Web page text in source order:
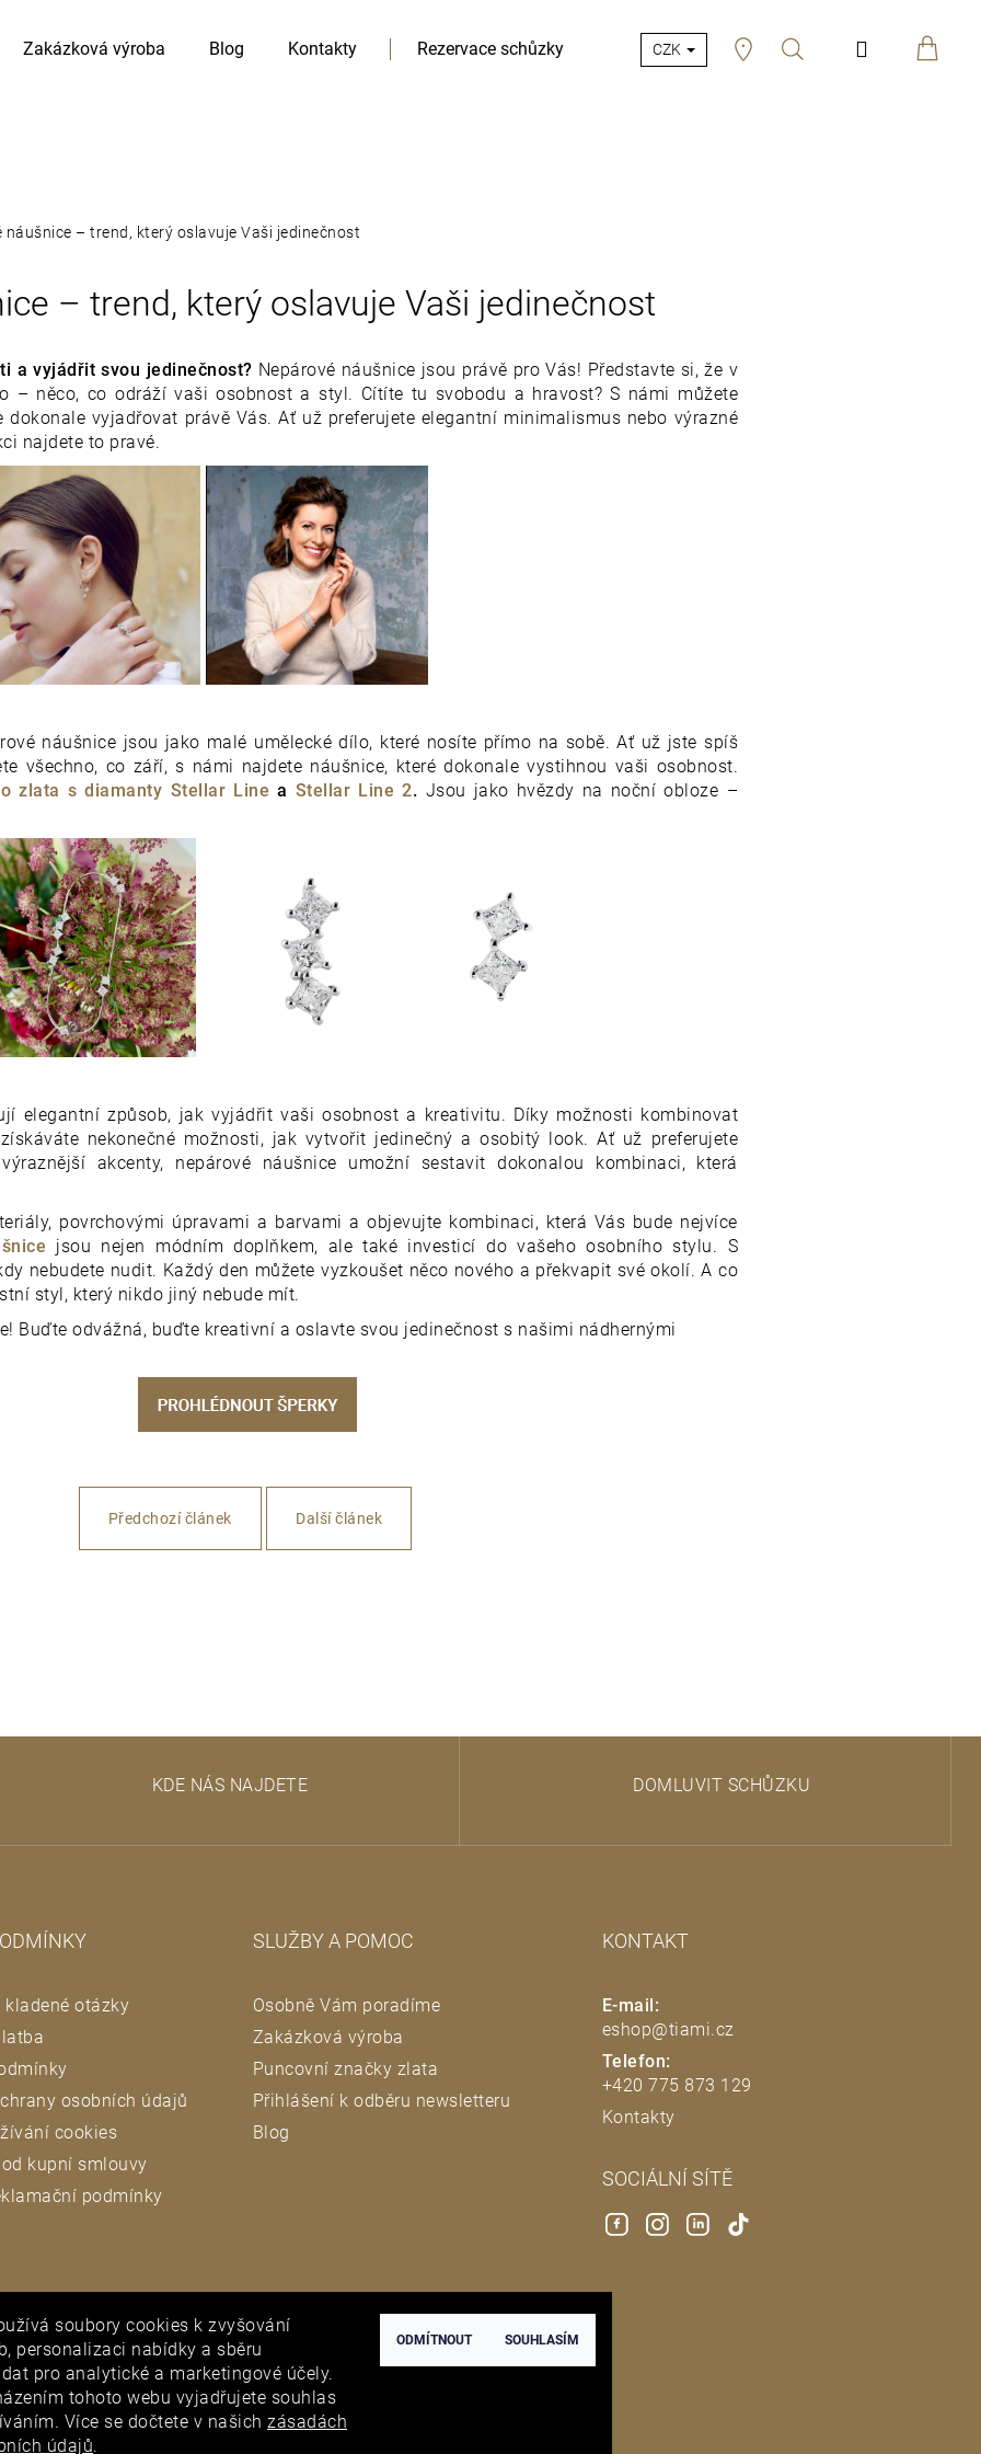
soubory cookies k zvyšování
personalizaci nabídky a sběru
pro analytické a marketingové účely.
tohoto webu vyjadřujete souhlas
Více se dočtete v našich zásadách
údajů.
ODMÍTNOUT SOUHLASÍM
Zakázková výroba Blog Kontakty Rezervace schůzky CZK Hledat Přihlášení
náušnice – trend, který oslavuje Vaši jedinečnost
– trend, který oslavuje Vaši jedinečnost
a vyjádřit svou jedinečnost? Nepárové náušnice jsou právě pro Vás! Představte si, že v
– něco, co odráží vaši osobnost a styl. Cítíte tu svobodu a hravost? S námi můžete
vyjadřovat právě Vás. Ať už preferujete elegantní minimalismus nebo výrazné
najdete to pravé.
náušnice jsou jako malé umělecké dílo, které nosíte přímo na sobě. Ať už jste spíš
všechno, co září, s námi najdete náušnice, které dokonale vystihnou vaši osobnost.
zlata s diamanty Stellar Line a Stellar Line 2. Jsou jako hvězdy na noční obloze –
elegantní způsob, jak vyjádřit vaši osobnost a kreativitu. Díky možnosti kombinovat
nekonečné možnosti, jak vytvořit jedinečný a osobitý look. Ať už preferujete
akcenty, nepárové náušnice umožní sestavit dokonalou kombinaci, která
povrchovými úpravami a barvami a objevujte kombinaci, která Vás bude nejvíce
jsou nejen módním doplňkem, ale také investicí do vašeho osobního stylu. S
nebudete nudit. Každý den můžete vyzkoušet něco nového a překvapit své okolí. A co
styl, který nikdo jiný nebude mít.
Buďte odvážná, buďte kreativní a oslavte svou jedinečnost s našimi nádhernými
Předchozí článek Další článek
Doporučujeme
KDE NÁS NAJDETE DOMLUVIT SCHŮZKU
kladené otázky
osobních údajů
cookies
kupní smlouvy
podmínky
SLUŽBY A POMOC
Osobně Vám poradíme
Zakázková výroba
Puncovní značky zlata
Přihlášení k odběru newsletteru
Blog
KONTAKT
E-mail:
eshop@tiami.cz
Telefon:
+420 775 873 129
Kontakty
SOCIÁLNÍ SÍTĚ
ÚŘAD